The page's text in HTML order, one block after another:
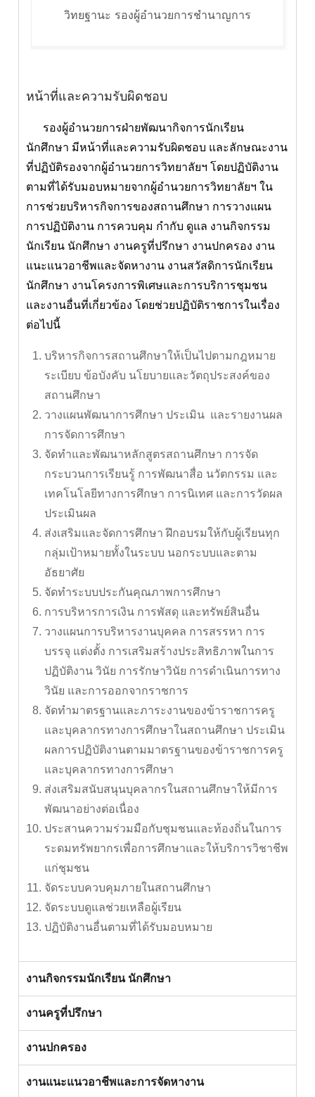
วิทยฐานะ รองผู้อำนวยการชำนาญการ
หน้าที่และความรับผิดชอบ
รองผู้อำนวยการฝ่ายพัฒนากิจการนักเรียน
นักศึกษา มีหน้าที่และความรับผิดชอบ และลักษณะงาน
ที่ปฏิบัติรองจากผู้อำนวยการวิทยาลัยฯ โดยปฏิบัติงาน
ตามที่ได้รับมอบหมายจากผู้อำนวยการวิทยาลัยฯ ใน
การช่วยบริหารกิจการของสถานศึกษา การวางแผน
การปฏิบัติงาน การควบคุม กำกับ ดูแล งานกิจกรรม
นักเรียน นักศึกษา งานครูที่ปรึกษา งานปกครอง งาน
แนะแนวอาชีพและจัดหางาน งานสวัสดิการนักเรียน
นักศึกษา งานโครงการพิเศษและการบริการชุมชน
และงานอื่นที่เกี่ยวข้อง โดยช่วยปฏิบัติราชการในเรื่อง
ต่อไปนี้
บริหารกิจการสถานศึกษาให้เป็นไปตามกฎหมาย
ระเบียบ ข้อบังคับ นโยบายและวัตถุประสงค์ของ
สถานศึกษา
วางแผนพัฒนาการศึกษา ประเมิน และรายงานผล
การจัดการศึกษา
จัดทำและพัฒนาหลักสูตรสถานศึกษา การจัด
กระบวนการเรียนรู้ การพัฒนาสื่อ นวัตกรรม และ
เทคโนโลยีทางการศึกษา การนิเทศ และการวัดผล
ประเมินผล
ส่งเสริมและจัดการศึกษา ฝึกอบรมให้กับผู้เรียนทุก
กลุ่มเป้าหมายทั้งในระบบ นอกระบบและตาม
อัธยาศัย
จัดทำระบบประกันคุณภาพการศึกษา
การบริหารการเงิน การพัสดุ และทรัพย์สินอื่น
วางแผนการบริหารงานบุคคล การสรรหา การ
บรรจุ แต่งตั้ง การเสริมสร้างประสิทธิภาพในการ
ปฏิบัติงาน วินัย การรักษาวินัย การดำเนินการทาง
วินัย และการออกจากราชการ
จัดทำมาตรฐานและภาระงานของข้าราชการครู
และบุคลากรทางการศึกษาในสถานศึกษา ประเมิน
ผลการปฏิบัติงานตามมาตรฐานของข้าราชการครู
และบุคลากรทางการศึกษา
ส่งเสริมสนับสนุนบุคลากรในสถานศึกษาให้มีการ
พัฒนาอย่างต่อเนื่อง
ประสานความร่วมมือกับชุมชนและท้องถิ่นในการ
ระดมทรัพยากรเพื่อการศึกษาและให้บริการวิชาชีพ
แก่ชุมชน
จัดระบบควบคุมภายในสถานศึกษา
จัดระบบดูแลช่วยเหลือผู้เรียน
ปฏิบัติงานอื่นตามที่ได้รับมอบหมาย
งานกิจกรรมนักเรียน นักศึกษา
งานครูที่ปรึกษา
งานปกครอง
งานแนะแนวอาชีพและการจัดหางาน